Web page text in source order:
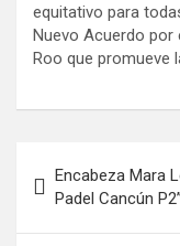
equitativo para
Nuevo Acuerdo por
Roo que promueve
de
entradas
Encabeza Mara
Padel Cancún